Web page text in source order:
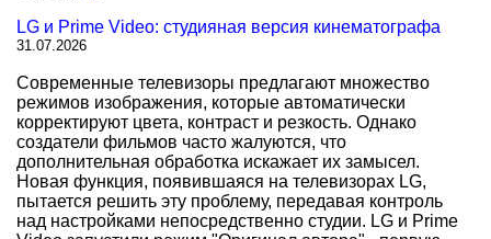
LG и Prime Video: студияная версия кинематографа
31.07.2026
Современные телевизоры предлагают множество
режимов изображения, которые автоматически
корректируют цвета, контраст и резкость. Однако
создатели фильмов часто жалуются, что
дополнительная обработка искажает их замысел.
Новая функция, появившаяся на телевизорах LG,
пытается решить эту проблему, передавая контроль
над настройками непосредственно студии. LG и Prime